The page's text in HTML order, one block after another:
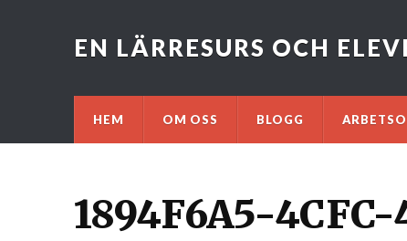
EN LÄRRESURS OCH
HEM OM OSS BLOGG
1894F6A5-